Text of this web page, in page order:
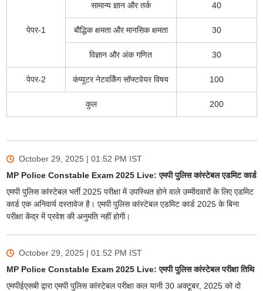
पेपर-1
सामान्य ज्ञान और तर्क 40
बौद्धिक क्षमता और मानसिक क्षमता 30
विज्ञान और अंक गणित 30
पेपर-2 कंप्यूटर नेटवर्किंग सॉफ्टवेयर विषय 100
कुल 200
October 29, 2025 | 01:52 PM IST
MP Police Constable Exam 2025 Live: एमपी पुलिस कांस्टेबल एडमिट कार्ड
एमपी पुलिस कांस्टेबल भर्ती 2025 परीक्षा में उपस्थित होने वाले उम्मीदवारों के लिए एडमिट
कार्ड एक अनिवार्य दस्तावेज है। एमपी पुलिस कांस्टेबल एडमिट कार्ड 2025 के बिना
परीक्षा केंद्र में प्रवेश की अनुमति नहीं होगी।
October 29, 2025 | 01:52 PM IST
MP Police Constable Exam 2025 Live: एमपी पुलिस कांस्टेबल परीक्षा तिथि
एमपीईएसबी द्वारा एमपी पुलिस कांस्टेबल परीक्षा कल यानी 30 अक्टूबर, 2025 को दो